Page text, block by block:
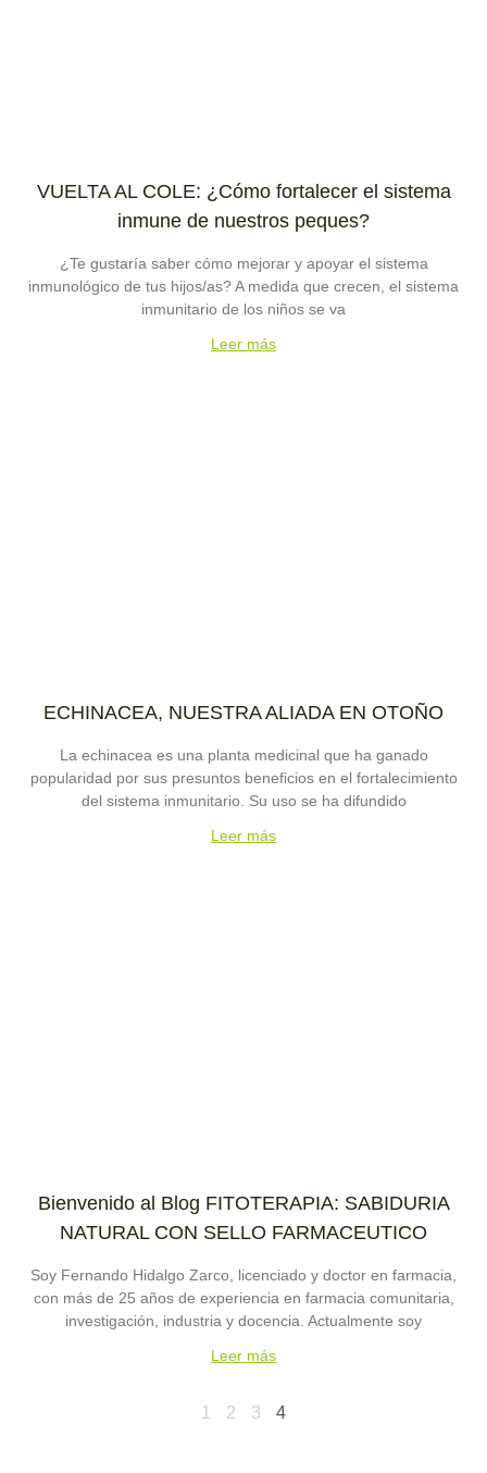
VUELTA AL COLE: ¿Cómo fortalecer el sistema
inmune de nuestros peques?
¿Te gustaría saber cómo mejorar y apoyar el sistema
inmunológico de tus hijos/as? A medida que crecen, el sistema
inmunitario de los niños se va
Leer más
ECHINACEA, NUESTRA ALIADA EN OTOÑO
La echinacea es una planta medicinal que ha ganado
popularidad por sus presuntos beneficios en el fortalecimiento
del sistema inmunitario. Su uso se ha difundido
Leer más
Bienvenido al Blog FITOTERAPIA: SABIDURIA
NATURAL CON SELLO FARMACEUTICO
Soy Fernando Hidalgo Zarco, licenciado y doctor en farmacia,
con más de 25 años de experiencia en farmacia comunitaria,
investigación, industria y docencia. Actualmente soy
Leer más
1 2 3 4